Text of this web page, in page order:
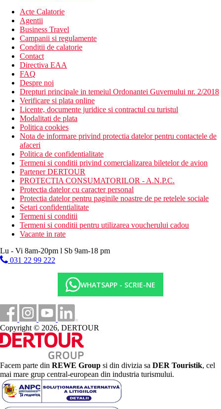
Acte Calatorie
Agentii
Business Travel
Campanii si regulamente
Conditii de calatorie
Contact
Directiva EAA
FAQ
Despre noi
Drepturi principale in temeiul Ordonantei Guvernului nr. 2/2018
Verificare si plata online
Licente, documente juridice si contractul cu turistul
Modalitati de plata
Politica cookies
Nota de informare privind protectia datelor pentru contactele de
afaceri
Politica de confidentialitate
Termeni si conditii privind comercializarea biletelor de avion
Partener DERTOUR
PROTECTIA CONSUMATORILOR - A.N.P.C.
Protectia datelor cu caracter personal
Protectia datelor pentru paginile noastre de pe retelele sociale
Setari confidentialitate
Termeni si conditii
Termeni si conditii pentru utilizarea voucherului cadou
Vacante in rate
Lu - Vi 8am-20pm l Sb 9am-18 pm
031 22 99 222
WHATSAPP - SCRIE-NE
Copyright © 2026, DERTOUR
Facem parte din REWE Group si din divizia sa DER Touristik, cel
mai mare grup central-european din industria turismului.